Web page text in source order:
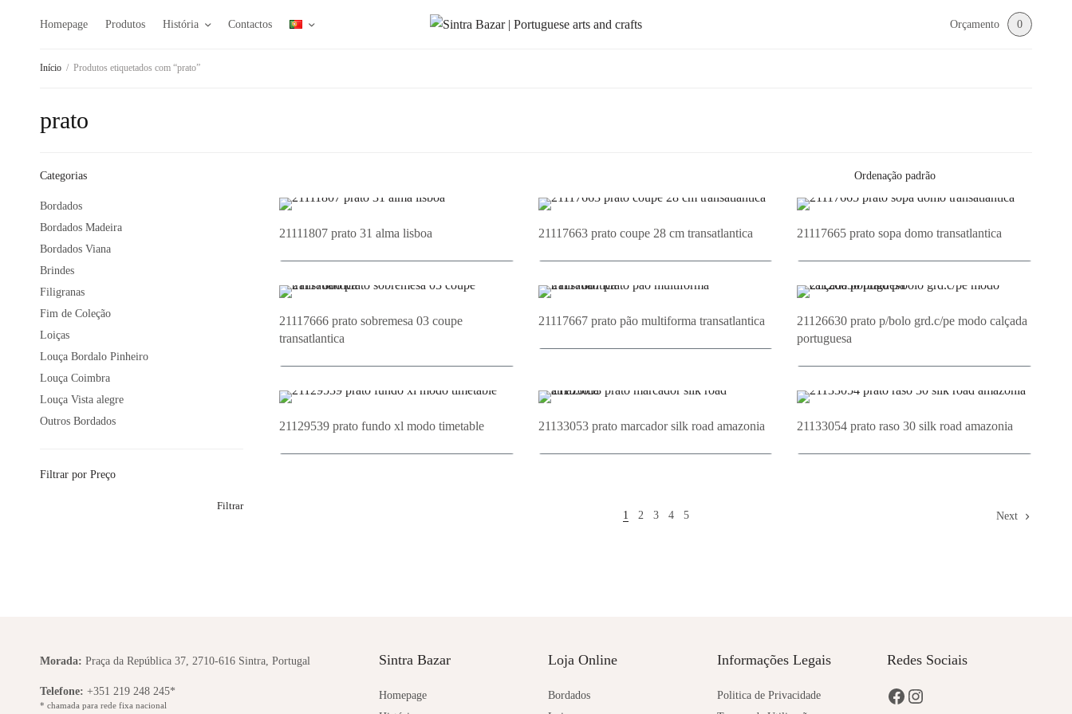
Homepage Produtos História Contactos Orçamento 0
Início / Produtos etiquetados com “prato”
prato
Categorias
Bordados
Bordados Madeira
Bordados Viana
Brindes
Filigranas
Fim de Coleção
Loiças
Louça Bordalo Pinheiro
Louça Coimbra
Louça Vista alegre
Outros Bordados
Filtrar por Preço
Filtrar
21111807 prato 31 alma lisboa
Adicionar ao Orçamento
21117663 prato coupe 28 cm transatlantica
Adicionar ao Orçamento
21117665 prato sopa domo transatlantica
Adicionar ao Orçamento
21117666 prato sobremesa 03 coupe
transatlantica
Adicionar ao Orçamento
21117667 prato pão multiforma transatlantica
21126630 prato p/bolo grd.c/pe modo calçada
portuguesa
Adicionar ao Orçamento
21129539 prato fundo xl modo timetable 21133053 prato marcador silk road amazonia 21133054 prato raso 30 silk road amazonia
1 2 3 4 5 Next
Morada: Praça da República 37, 2710-616 Sintra, Portugal
Telefone: +351 219 248 245*
* chamada para rede fixa nacional
Sintra Bazar
Homepage
Loja Online
Bordados
Informações Legais
Politica de Privacidade
Redes Sociais